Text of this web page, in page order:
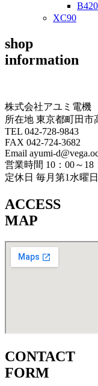
XC90
shop
information
株式会社アユミ電機
所在地 東京都町田市
TEL 042-728-9843
FAX 042-724-3682
Email ayumi-
営業時間 10：00～18
定休日 毎月第1水曜
ACCESS
MAP
CONTACT
FORM